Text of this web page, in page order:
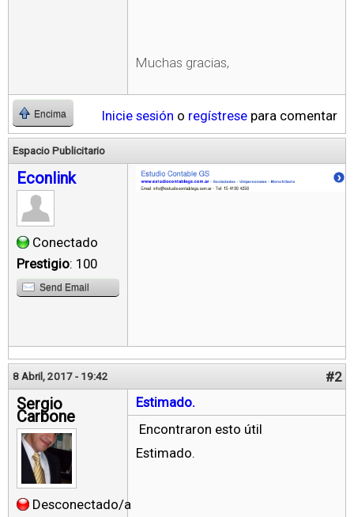
Muchas gracias,
Encima Inicie sesión o regístrese para comentar
Espacio Publicitario
Econlink
Conectado
Prestigio: 100
Send Email
8 Abril, 2017 - 19:42 #2
Sergio
Carbone
Desconectado/a
Estimado.
Encontraron esto útil
Estimado.